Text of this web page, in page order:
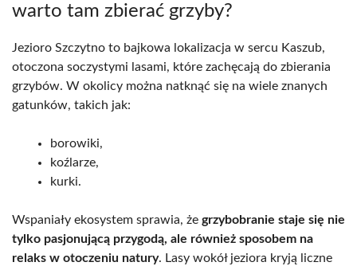
warto tam zbierać grzyby?
Jezioro Szczytno to bajkowa lokalizacja w sercu Kaszub,
otoczona soczystymi lasami, które zachęcają do zbierania
grzybów. W okolicy można natknąć się na wiele znanych
gatunków, takich jak:
borowiki,
koźlarze,
kurki.
Wspaniały ekosystem sprawia, że grzybobranie staje się nie
tylko pasjonującą przygodą, ale również sposobem na
relaks w otoczeniu natury. Lasy wokół jeziora kryją liczne